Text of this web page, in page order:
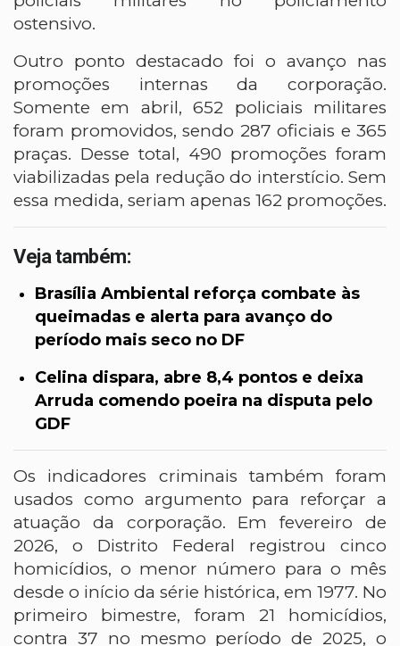
ostensivo.
Outro ponto destacado foi o avanço nas
promoções internas da corporação.
Somente em abril, 652 policiais militares
foram promovidos, sendo 287 oficiais e 365
praças. Desse total, 490 promoções foram
viabilizadas pela redução do interstício. Sem
essa medida, seriam apenas 162 promoções.
Veja também:
Brasília Ambiental reforça combate às
queimadas e alerta para avanço do
período mais seco no DF
Celina dispara, abre 8,4 pontos e deixa
Arruda comendo poeira na disputa pelo
GDF
Os indicadores criminais também foram
usados como argumento para reforçar a
atuação da corporação. Em fevereiro de
2026, o Distrito Federal registrou cinco
homicídios, o menor número para o mês
desde o início da série histórica, em 1977. No
primeiro bimestre, foram 21 homicídios,
contra 37 no mesmo período de 2025, o